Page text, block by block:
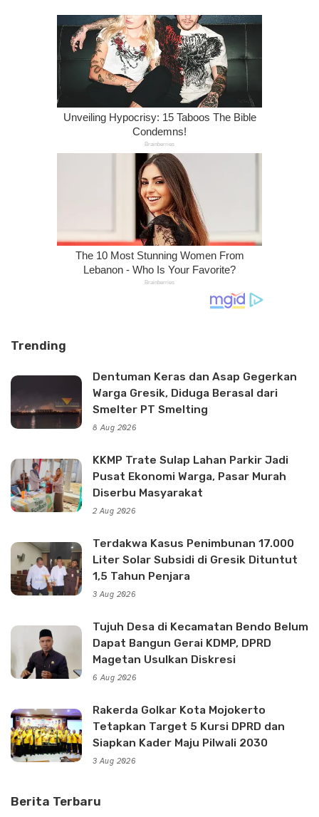
Trending
Dentuman Keras dan Asap Gegerkan
Warga Gresik, Diduga Berasal dari
Smelter PT Smelting
8 Aug 2026
KKMP Trate Sulap Lahan Parkir Jadi
Pusat Ekonomi Warga, Pasar Murah
Diserbu Masyarakat
2 Aug 2026
Terdakwa Kasus Penimbunan 17.000
Liter Solar Subsidi di Gresik Dituntut
1,5 Tahun Penjara
3 Aug 2026
Tujuh Desa di Kecamatan Bendo Belum
Dapat Bangun Gerai KDMP, DPRD
Magetan Usulkan Diskresi
6 Aug 2026
Rakerda Golkar Kota Mojokerto
Tetapkan Target 5 Kursi DPRD dan
Siapkan Kader Maju Pilwali 2030
3 Aug 2026
Berita Terbaru